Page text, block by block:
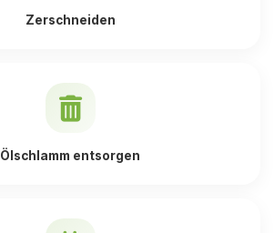
Zerschneiden
Ölschlamm entsorgen